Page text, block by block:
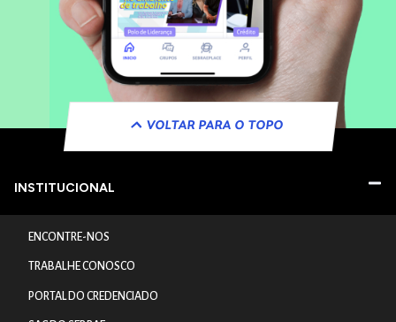
VOLTAR PARA O TOPO
INSTITUCIONAL
ENCONTRE-NOS
TRABALHE CONOSCO
PORTAL DO CREDENCIADO